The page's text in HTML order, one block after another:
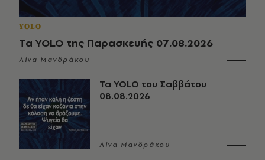
YOLO
Τα YOLO της Παρασκευής 07.08.2026
Λίνα Μανδράκου
Τα YOLO του Σαββάτου
08.08.2026
Λίνα Μανδράκου